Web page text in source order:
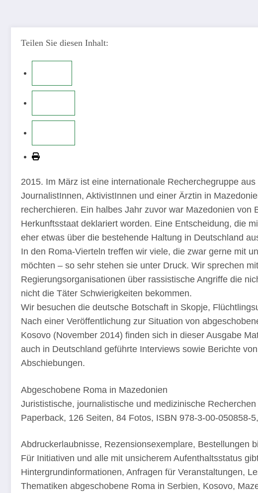
Teilen Sie diesen Inhalt:
2015. Im März ist eine internationale Recherchegruppe
JournalistInnen, AktivistInnen und einer Ärztin in
recherchieren. Ein halbes Jahr zuvor war Mazedonien von
Herkunftsstaat deklariert worden. Eine Entscheidung, die
eher etwas über die bestehende Haltung in Deutschland
In den Roma-Vierteln treffen wir viele, die zwar gerne mit
möchten – so sehr stehen sie unter Druck. Wir sprechen
Regierungsorganisationen über rassistische Angriffe die
nicht die Täter Schwierigkeiten bekommen.
Wir besuchen die deutsche Botschaft in Skopje,
Nach einer Veröffentlichung zur Situation von
Kosovo (November 2014) finden sich in dieser Ausgabe
auch in Deutschland geführte Interviews sowie Berichte
Abschiebungen.
Abgeschobene Roma in Mazedonien
Jurististische, journalistische und medizinische Recherchen
Paperback, 126 Seiten, 84 Fotos, ISBN 978-3-00-050858-
Abdruckerlaubnisse, Rezensionsexemplare, Bestellungen
Für Initiativen und alle mit unsicherem Aufenthaltsstatus
Hintergrundinformationen, Anfragen für Veranstaltungen,
Thematiken abgeschobene Roma in Serbien, Kosovo,